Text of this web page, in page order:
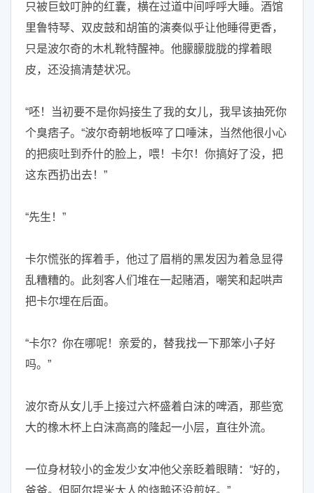
只被巨蚊叮肿的红囊，横在过道中间呼呼大睡。酒馆
里鲁特琴、双皮鼓和胡笛的演奏似乎让他睡得更香，
只是波尔奇的木札靴特醒神。他朦朦胧胧的撑着眼
皮，还没搞清楚状况。
“呸！当初要不是你妈接生了我的女儿，我早该抽死你
个臭痞子。“波尔奇朝地板啐了口唾沫，当然他很小心
的把痰吐到乔什的脸上，喂！卡尔！你搞好了没，把
这东西扔出去！”
“先生！”
卡尔慌张的挥着手，他过了眉梢的黑发因为着急显得
乱糟糟的。此刻客人们堆在一起赌酒，嘲笑和起哄声
把卡尔埋在后面。
“卡尔？你在哪呢！亲爱的，替我找一下那笨小子好
吗。”
波尔奇从女儿手上接过六杯盛着白沫的啤酒，那些宽
大的橡木杯上白沫高高的隆起一小层，直往外流。
一位身材较小的金发少女冲他父亲眨着眼睛：“好的，
爸爸。但阿尔提米大人的烧鹅还没煎好。”